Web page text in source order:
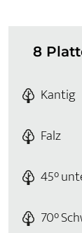
8
Kantig
Falz
45°
70°